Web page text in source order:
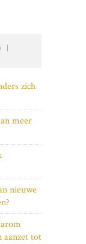
|
zich
meer
nieuwe
aanzet tot